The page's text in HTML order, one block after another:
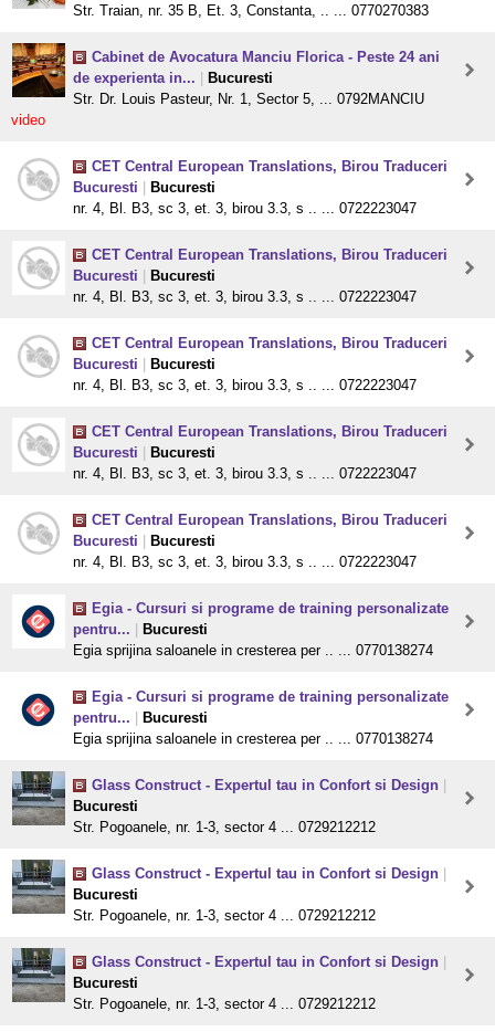
Str. Traian, nr. 35 B, Et. 3, Constanta, .. ... 0770270383
Cabinet de Avocatura Manciu Florica - Peste 24 ani
de experienta in...
Bucuresti
Str. Dr. Louis Pasteur, Nr. 1, Sector 5, ... 0792MANCIU
video
CET Central European Translations, Birou Traduceri
Bucuresti
Bucuresti
nr. 4, Bl. B3, sc 3, et. 3, birou 3.3, s .. ... 0722223047
CET Central European Translations, Birou Traduceri
Bucuresti
Bucuresti
nr. 4, Bl. B3, sc 3, et. 3, birou 3.3, s .. ... 0722223047
CET Central European Translations, Birou Traduceri
Bucuresti
Bucuresti
nr. 4, Bl. B3, sc 3, et. 3, birou 3.3, s .. ... 0722223047
CET Central European Translations, Birou Traduceri
Bucuresti
Bucuresti
nr. 4, Bl. B3, sc 3, et. 3, birou 3.3, s .. ... 0722223047
CET Central European Translations, Birou Traduceri
Bucuresti
Bucuresti
nr. 4, Bl. B3, sc 3, et. 3, birou 3.3, s .. ... 0722223047
Egia - Cursuri si programe de training personalizate
pentru...
Bucuresti
Egia sprijina saloanele in cresterea per .. ... 0770138274
Egia - Cursuri si programe de training personalizate
pentru...
Bucuresti
Egia sprijina saloanele in cresterea per .. ... 0770138274
Glass Construct - Expertul tau in Confort si Design
Bucuresti
Str. Pogoanele, nr. 1-3, sector 4 ... 0729212212
Glass Construct - Expertul tau in Confort si Design
Bucuresti
Str. Pogoanele, nr. 1-3, sector 4 ... 0729212212
Glass Construct - Expertul tau in Confort si Design
Bucuresti
Str. Pogoanele, nr. 1-3, sector 4 ... 0729212212